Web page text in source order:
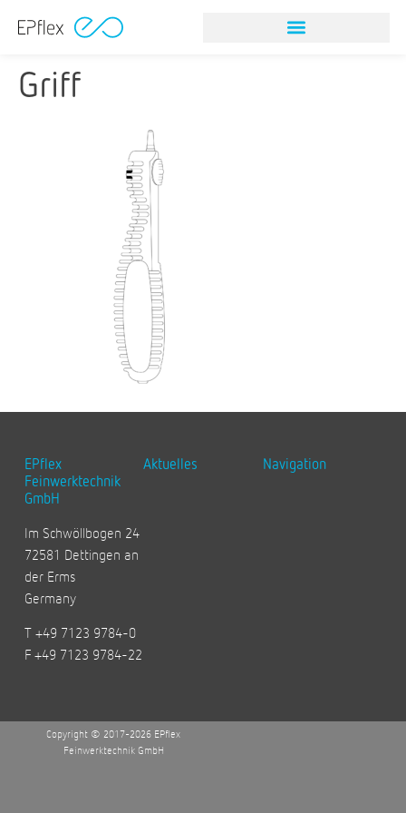
Griff
EPflex
Feinwerktechnik
GmbH
Im Schwöllbogen 24
72581 Dettingen an
der Erms
Germany
T +49 7123 9784-0
F +49 7123 9784-22
Aktuelles Navigation
Copyright © 2017-2026 EPflex
Feinwerktechnik GmbH